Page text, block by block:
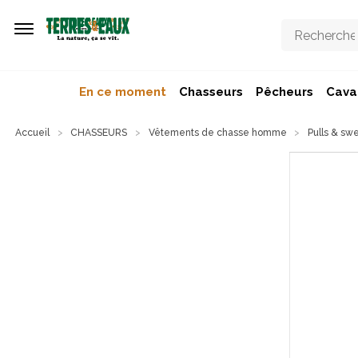
En ce moment Chasseurs Pêcheurs
Accueil CHASSEURS Vêtements de chasse homme Pulls &